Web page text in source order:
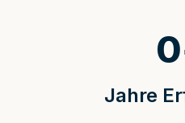
Jahre
0